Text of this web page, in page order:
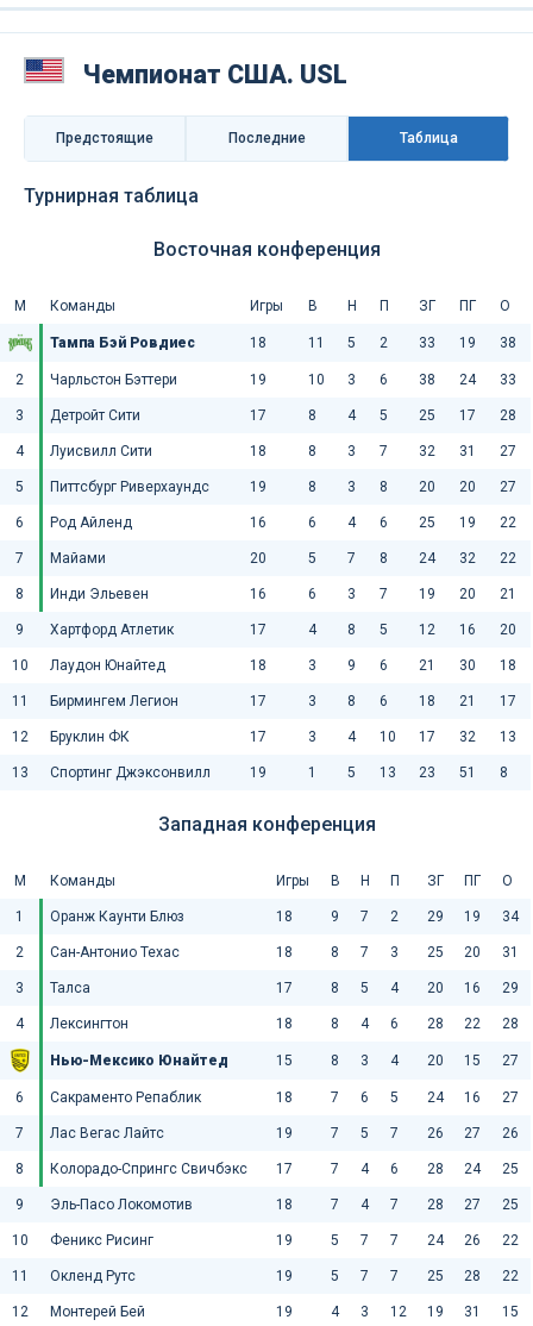
Чемпионат США. USL
Предстоящие Последниe Таблица
Турнирная таблица
Восточная конференция
М Команды Игры В Н П ЗГ ПГ О
Тампа Бэй Ровдиес 18 11 5 2 33 19 38
2 Чарльстон Бэттери 19 10 3 6 38 24 33
3 Детройт Сити 17 8 4 5 25 17 28
4 Луисвилл Сити 18 8 3 7 32 31 27
5 Питтсбург Риверхаундс 19 8 3 8 20 20 27
6 Род Айленд 16 6 4 6 25 19 22
7 Майами 20 5 7 8 24 32 22
8 Инди Эльевен 16 6 3 7 19 20 21
9 Хартфорд Атлетик 17 4 8 5 12 16 20
10 Лаудон Юнайтед 18 3 9 6 21 30 18
11 Бирмингем Легион 17 3 8 6 18 21 17
12 Бруклин ФК 17 3 4 10 17 32 13
13 Спортинг Джэксонвилл 19 1 5 13 23 51 8
Западная конференция
М Команды Игры В Н П ЗГ ПГ О
1 Оранж Каунти Блюз 18 9 7 2 29 19 34
2 Сан-Антонио Техас 18 8 7 3 25 20 31
3 Талса 17 8 5 4 20 16 29
4 Лексингтон 18 8 4 6 28 22 28
Нью-Мексико Юнайтед 15 8 3 4 20 15 27
6 Сакраменто Репаблик 18 7 6 5 24 16 27
7 Лас Вегас Лайтс 19 7 5 7 26 27 26
8 Колорадо-Спрингс Свичбэкс 17 7 4 6 28 24 25
9 Эль-Пасо Локомотив 18 7 4 7 28 27 25
10 Феникс Рисинг 19 5 7 7 24 26 22
11 Окленд Рутс 19 5 7 7 25 28 22
12 Монтерей Бей 19 4 3 12 19 31 15